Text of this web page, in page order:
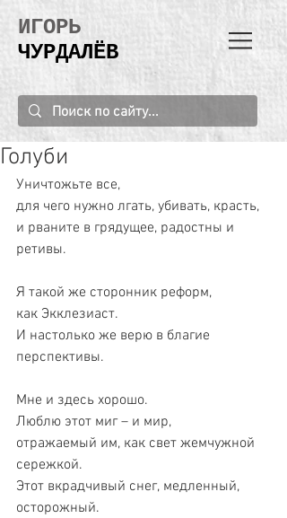
ИГОРЬ
ЧУРДАЛЁВ
Голуби
Уничтожьте все,
для чего нужно лгать, убивать, красть,
и рваните в грядущее, радостны и
ретивы.
Я такой же сторонник реформ,
как Экклезиаст.
И настолько же верю в благие
перспективы.
Мне и здесь хорошо.
Люблю этот миг – и мир,
отражаемый им, как свет жемчужной
сережкой.
Этот вкрадчивый снег, медленный,
осторожный.